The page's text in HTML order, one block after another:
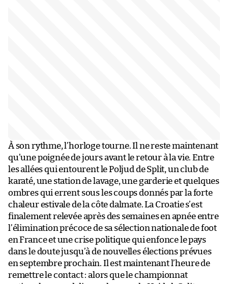
À son rythme, l’horloge tourne. Il ne reste maintenant
qu’une poignée de jours avant le retour à la vie. Entre
les allées qui entourent le Poljud de Split, un club de
karaté, une station de lavage, une garderie et quelques
ombres qui errent sous les coups donnés par la forte
chaleur estivale de la côte dalmate. La Croatie s’est
finalement relevée après des semaines en apnée entre
l’élimination précoce de sa sélection nationale de foot
en France et une crise politique qui enfonce le pays
dans le doute jusqu’à de nouvelles élections prévues
en septembre prochain. Il est maintenant l’heure de
remettre le contact : alors que le championnat